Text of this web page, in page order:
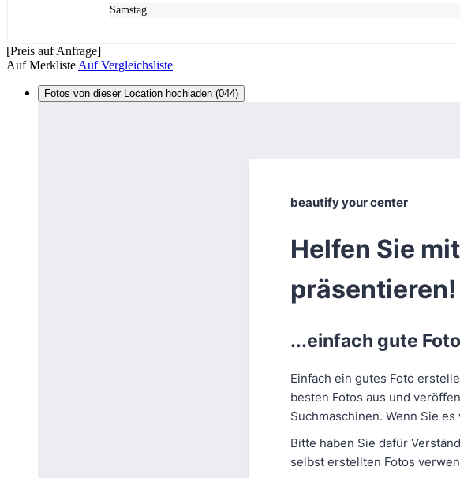
Samstag
[Preis auf Anfrage]
Auf Merkliste Auf Vergleichsliste
Fotos von dieser Location hochladen (044)